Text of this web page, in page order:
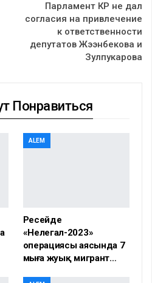
Парламент КР не дал
согласия на привлечение
к ответственности
депутатов Жээнбекова и
Зулпукарова
Понравиться
ALEM
Ресейде
«Нелегал-2023»
операциясы аясында 7
мыңға жуық мигрант…